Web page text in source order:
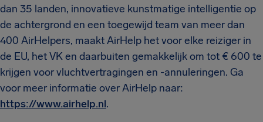
dan 35 landen, innovatieve kunstmatige intelligentie op
de achtergrond en een toegewijd team van meer dan
400 AirHelpers, maakt AirHelp het voor elke reiziger in
de EU, het VK en daarbuiten gemakkelijk om tot € 600 te
krijgen voor vluchtvertragingen en -annuleringen. Ga
voor meer informatie over AirHelp naar:
https://www.airhelp.nl.